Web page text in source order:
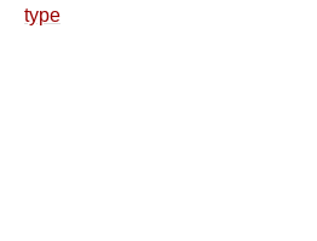
type